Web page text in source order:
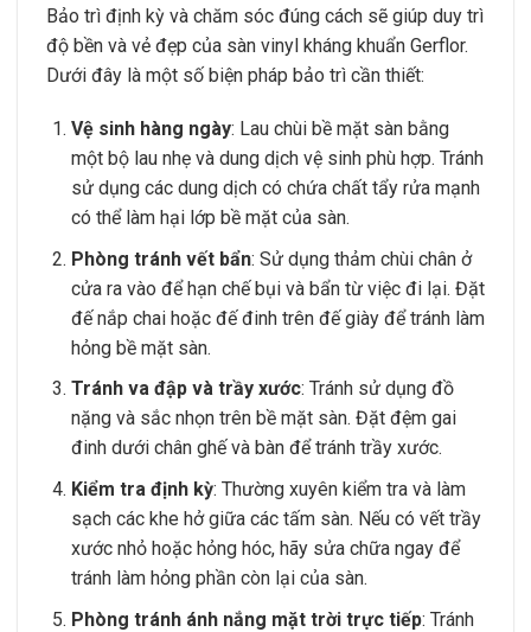
Bảo trì định kỳ và chăm sóc đúng cách sẽ giúp duy trì
độ bền và vẻ đẹp của sàn vinyl kháng khuẩn Gerflor.
Dưới đây là một số biện pháp bảo trì cần thiết:
Vệ sinh hàng ngày: Lau chùi bề mặt sàn bằng
một bộ lau nhẹ và dung dịch vệ sinh phù hợp. Tránh
sử dụng các dung dịch có chứa chất tẩy rửa mạnh
có thể làm hại lớp bề mặt của sàn.
Phòng tránh vết bẩn: Sử dụng thảm chùi chân ở
cửa ra vào để hạn chế bụi và bẩn từ việc đi lại. Đặt
đế nắp chai hoặc đế đinh trên đế giày để tránh làm
hỏng bề mặt sàn.
Tránh va đập và trầy xước: Tránh sử dụng đồ
nặng và sắc nhọn trên bề mặt sàn. Đặt đệm gai
đinh dưới chân ghế và bàn để tránh trầy xước.
Kiểm tra định kỳ: Thường xuyên kiểm tra và làm
sạch các khe hở giữa các tấm sàn. Nếu có vết trầy
xước nhỏ hoặc hỏng hóc, hãy sửa chữa ngay để
tránh làm hỏng phần còn lại của sàn.
Phòng tránh ánh nắng mặt trời trực tiếp: Tránh